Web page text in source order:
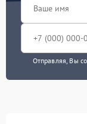
Отправляя, Вы